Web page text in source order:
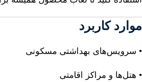
موارد کاربرد
• سرویس‌های بهداشتی مسکونی
• هتل‌ها و مراکز اقامتی